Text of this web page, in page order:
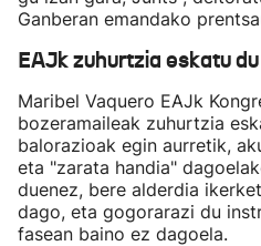
Ganberan emandako
EAJk zuhurtzia eskatu du
Maribel Vaquero EAJk
bozeramaileak zuhurtzia
balorazioak egin aurretik,
eta "zarata handia"
duenez, bere alderdia
dago, eta gogorarazi du
fasean baino ez dagoela.